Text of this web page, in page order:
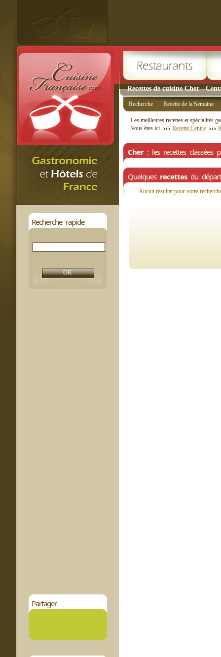
Recettes de cuisine Cher -
Recherche rapide
Partager
Recherche Recette de la Semaine
Les meilleures recettes et spécialités
Vous êtes ici
Recette Centre
Cher: les recettes classées
Quelques recettesdu
Aucun résultat pour votre